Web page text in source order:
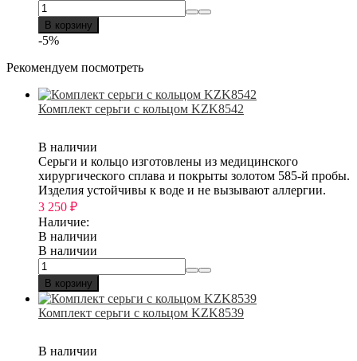
В корзину
-5%
Рекомендуем посмотреть
Комплект серьги с кольцом KZK8542
В наличии
Серьги и кольцо изготовлены из медицинского
хирургического сплава и покрыты золотом 585-й пробы.
Изделия устойчивы к воде и не вызывают аллергии.
3 250 ₽
Наличие:
В наличии
В наличии
В корзину
Комплект серьги с кольцом KZK8539
В наличии